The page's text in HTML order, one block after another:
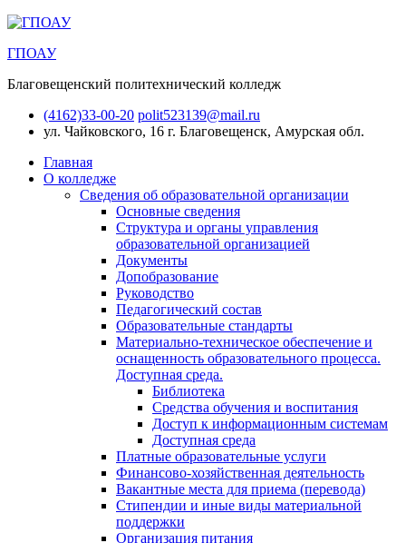
ГПОАУ
Благовещенский политехнический колледж
(4162)33-00-20 polit523139@mail.ru
ул. Чайковского, 16 г. Благовещенск, Амурская обл.
Главная
О колледже
Сведения об образовательной организации
Основные сведения
Структура и органы управления
образовательной организацией
Документы
Допобразование
Руководство
Педагогический состав
Образовательные стандарты
Материально-техническое обеспечение и
оснащенность образовательного процесса.
Доступная среда.
Библиотека
Средства обучения и воспитания
Доступ к информационным системам
Доступная среда
Платные образовательные услуги
Финансово-хозяйственная деятельность
Вакантные места для приема (перевода)
Стипендии и иные виды материальной
поддержки
Организация питания